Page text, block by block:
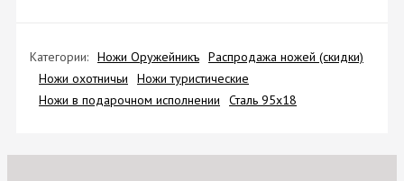
Категории: Ножи Оружейникъ Распродажа ножей (скидки)
Ножи охотничьи
Ножи туристические
Ножи в подарочном исполнении
Сталь 95х18